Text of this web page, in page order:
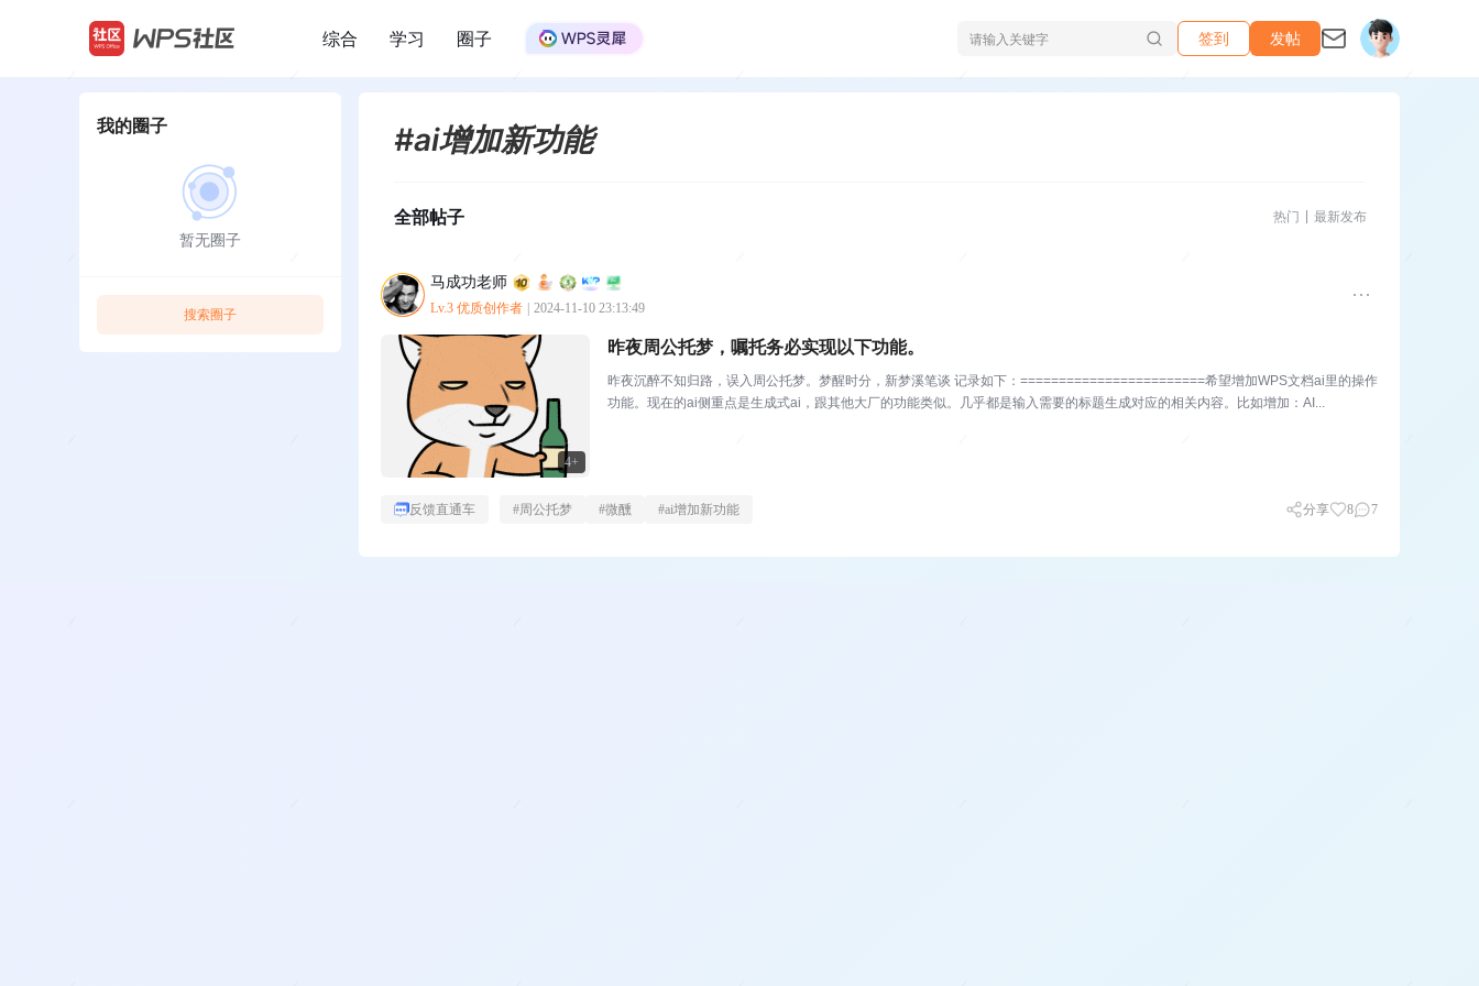
/
综合 学习 圈子 签到 发帖
我的圈子
暂无圈子
搜索圈子
#ai增加新功能
全部帖子 热门 最新发布
马成功老师
Lv.3 优质创作者 2024-11-10 23:13:49
4+
昨夜周公托梦，嘱托务必实现以下功能。
昨夜沉醉不知归路，误入周公托梦。梦醒时分，新梦溪笔谈 记录如下：========================希望增加WPS文档ai里的操作
功能。现在的ai侧重点是生成式ai，跟其他大厂的功能类似。几乎都是输入需要的标题生成对应的相关内容。比如增加：AI...
反馈直通车 #周公托梦 #微醺 #ai增加新功能 分享 8 7